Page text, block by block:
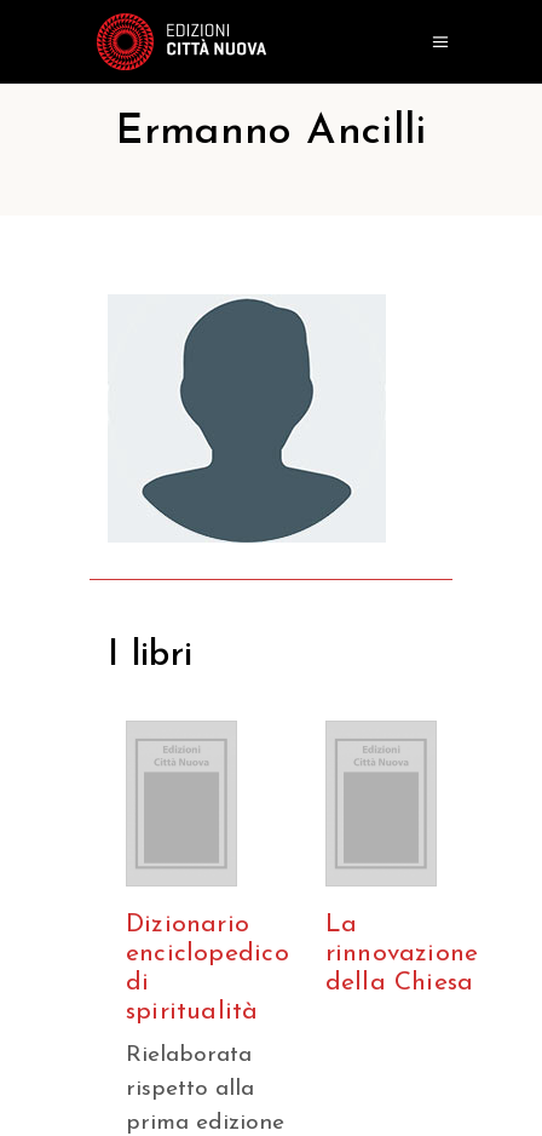
Ermanno Ancilli
I libri
Dizionario
enciclopedico
di
spiritualità
Rielaborata
rispetto alla
prima edizione
La
rinnovazione
della Chiesa